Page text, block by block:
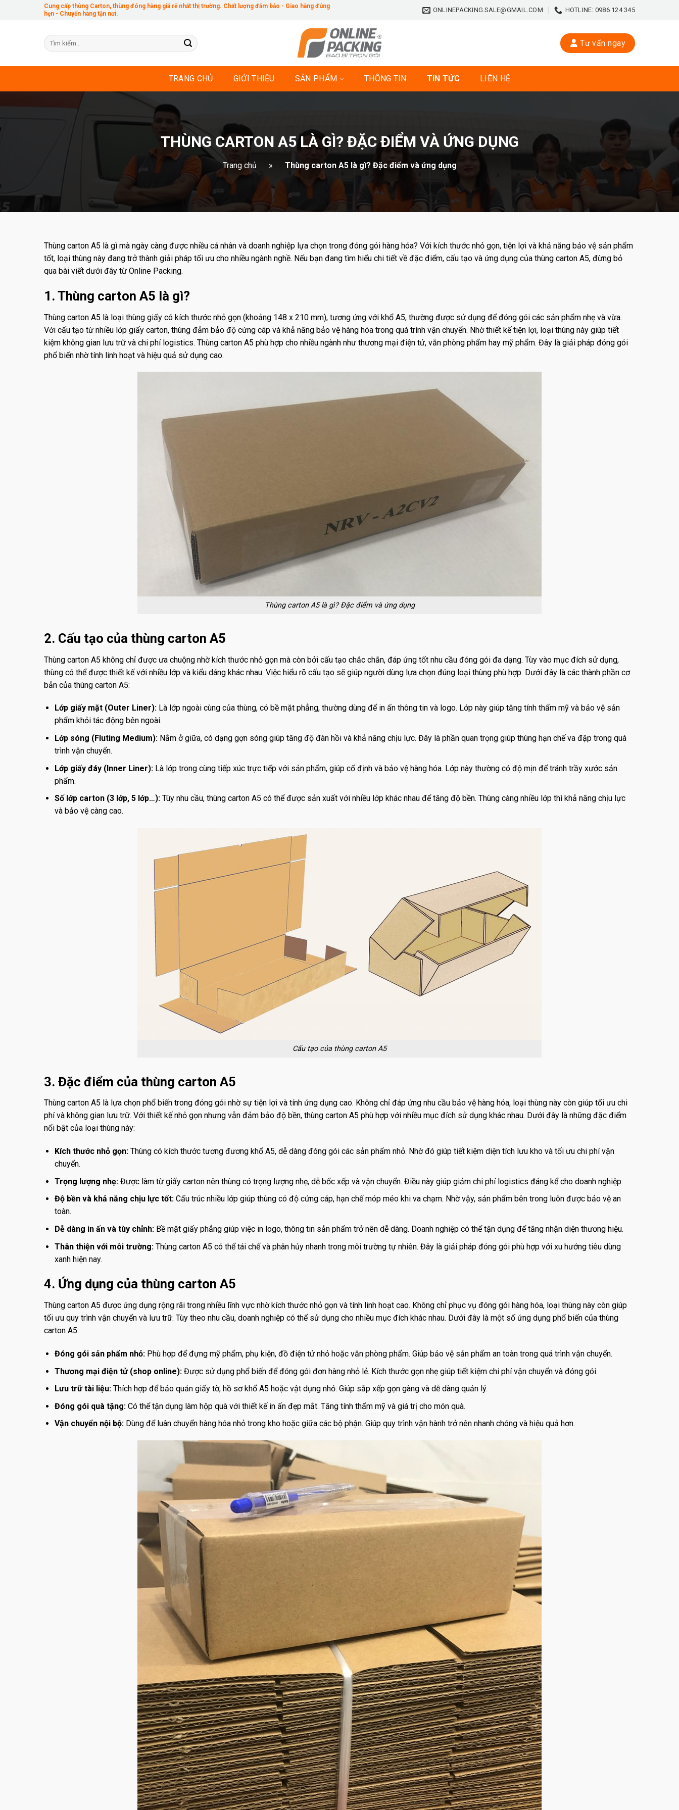
Cung cấp thùng Carton, thùng đóng hàng giá rẻ nhất thị trường. Chất lượng đảm bảo - Giao hàng đúng
hẹn - Chuyển hàng tận nơi.
ONLINEPACKING.SALE@GMAIL.COM HOTLINE: 0986 124 345
Tìm
kiếm:
Tư vấn ngay
TRANG CHỦ GIỚI THIỆU SẢN PHẨM THÔNG TIN TIN TỨC LIÊN HỆ
THÙNG CARTON A5 LÀ GÌ? ĐẶC ĐIỂM VÀ ỨNG DỤNG
Trang chủ » Thùng carton A5 là gì? Đặc điểm và ứng dụng
Thùng carton A5 là gì mà ngày càng được nhiều cá nhân và doanh nghiệp lựa chọn trong đóng gói hàng hóa? Với kích thước nhỏ gọn, tiện lợi và khả năng bảo vệ sản phẩm
tốt, loại thùng này đang trở thành giải pháp tối ưu cho nhiều ngành nghề. Nếu bạn đang tìm hiểu chi tiết về đặc điểm, cấu tạo và ứng dụng của thùng carton A5, đừng bỏ
qua bài viết dưới đây từ Online Packing.
1. Thùng carton A5 là gì?
Thùng carton A5 là loại thùng giấy có kích thước nhỏ gọn (khoảng 148 x 210 mm), tương ứng với khổ A5, thường được sử dụng để đóng gói các sản phẩm nhẹ và vừa.
Với cấu tạo từ nhiều lớp giấy carton, thùng đảm bảo độ cứng cáp và khả năng bảo vệ hàng hóa trong quá trình vận chuyển. Nhờ thiết kế tiện lợi, loại thùng này giúp tiết
kiệm không gian lưu trữ và chi phí logistics. Thùng carton A5 phù hợp cho nhiều ngành như thương mại điện tử, văn phòng phẩm hay mỹ phẩm. Đây là giải pháp đóng gói
phổ biến nhờ tính linh hoạt và hiệu quả sử dụng cao.
Thùng carton A5 là gì? Đặc điểm và ứng dụng
2. Cấu tạo của thùng carton A5
Thùng carton A5 không chỉ được ưa chuộng nhờ kích thước nhỏ gọn mà còn bởi cấu tạo chắc chắn, đáp ứng tốt nhu cầu đóng gói đa dạng. Tùy vào mục đích sử dụng,
thùng có thể được thiết kế với nhiều lớp và kiểu dáng khác nhau. Việc hiểu rõ cấu tạo sẽ giúp người dùng lựa chọn đúng loại thùng phù hợp. Dưới đây là các thành phần cơ
bản của thùng carton A5:
Lớp giấy mặt (Outer Liner):Là lớp ngoài cùng của thùng, có bề mặt phẳng, thường dùng để in ấn thông tin và logo. Lớp này giúp tăng tính thẩm mỹ và bảo vệ sản
phẩm khỏi tác động bên ngoài.
Lớp sóng (Fluting Medium):Nằm ở giữa, có dạng gợn sóng giúp tăng độ đàn hồi và khả năng chịu lực. Đây là phần quan trọng giúp thùng hạn chế va đập trong quá
trình vận chuyển.
Lớp giấy đáy (Inner Liner):Là lớp trong cùng tiếp xúc trực tiếp với sản phẩm, giúp cố định và bảo vệ hàng hóa. Lớp này thường có độ mịn để tránh trầy xước sản
phẩm.
Số lớp carton (3 lớp, 5 lớp…):Tùy nhu cầu, thùng carton A5 có thể được sản xuất với nhiều lớp khác nhau để tăng độ bền. Thùng càng nhiều lớp thì khả năng chịu lực
và bảo vệ càng cao.
Cấu tạo của thùng carton A5
3. Đặc điểm của thùng carton A5
Thùng carton A5 là lựa chọn phổ biến trong đóng gói nhờ sự tiện lợi và tính ứng dụng cao. Không chỉ đáp ứng nhu cầu bảo vệ hàng hóa, loại thùng này còn giúp tối ưu chi
phí và không gian lưu trữ. Với thiết kế nhỏ gọn nhưng vẫn đảm bảo độ bền, thùng carton A5 phù hợp với nhiều mục đích sử dụng khác nhau. Dưới đây là những đặc điểm
nổi bật của loại thùng này:
Kích thước nhỏ gọn:Thùng có kích thước tương đương khổ A5, dễ dàng đóng gói các sản phẩm nhỏ. Nhờ đó giúp tiết kiệm diện tích lưu kho và tối ưu chi phí vận
chuyển.
Trọng lượng nhẹ:Được làm từ giấy carton nên thùng có trọng lượng nhẹ, dễ bốc xếp và vận chuyển. Điều này giúp giảm chi phí logistics đáng kể cho doanh nghiệp.
Độ bền và khả năng chịu lực tốt:Cấu trúc nhiều lớp giúp thùng có độ cứng cáp, hạn chế móp méo khi va chạm. Nhờ vậy, sản phẩm bên trong luôn được bảo vệ an
toàn.
Dễ dàng in ấn và tùy chỉnh:Bề mặt giấy phẳng giúp việc in logo, thông tin sản phẩm trở nên dễ dàng. Doanh nghiệp có thể tận dụng để tăng nhận diện thương hiệu.
Thân thiện với môi trường:Thùng carton A5 có thể tái chế và phân hủy nhanh trong môi trường tự nhiên. Đây là giải pháp đóng gói phù hợp với xu hướng tiêu dùng
xanh hiện nay.
4. Ứng dụng của thùng carton A5
Thùng carton A5 được ứng dụng rộng rãi trong nhiều lĩnh vực nhờ kích thước nhỏ gọn và tính linh hoạt cao. Không chỉ phục vụ đóng gói hàng hóa, loại thùng này còn giúp
tối ưu quy trình vận chuyển và lưu trữ. Tùy theo nhu cầu, doanh nghiệp có thể sử dụng cho nhiều mục đích khác nhau. Dưới đây là một số ứng dụng phổ biến của thùng
carton A5:
Đóng gói sản phẩm nhỏ:Phù hợp để đựng mỹ phẩm, phụ kiện, đồ điện tử nhỏ hoặc văn phòng phẩm. Giúp bảo vệ sản phẩm an toàn trong quá trình vận chuyển.
Thương mại điện tử (shop online):Được sử dụng phổ biến để đóng gói đơn hàng nhỏ lẻ. Kích thước gọn nhẹ giúp tiết kiệm chi phí vận chuyển và đóng gói.
Lưu trữ tài liệu:Thích hợp để bảo quản giấy tờ, hồ sơ khổ A5 hoặc vật dụng nhỏ. Giúp sắp xếp gọn gàng và dễ dàng quản lý.
Đóng gói quà tặng:Có thể tận dụng làm hộp quà với thiết kế in ấn đẹp mắt. Tăng tính thẩm mỹ và giá trị cho món quà.
Vận chuyển nội bộ:Dùng để luân chuyển hàng hóa nhỏ trong kho hoặc giữa các bộ phận. Giúp quy trình vận hành trở nên nhanh chóng và hiệu quả hơn.